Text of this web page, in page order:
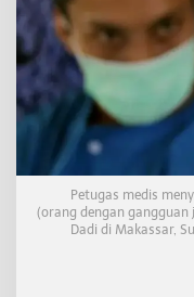
u
k
I
o
n
a
T
Petugas medis
(orang dengan gangguan
Dadi di Makassar,